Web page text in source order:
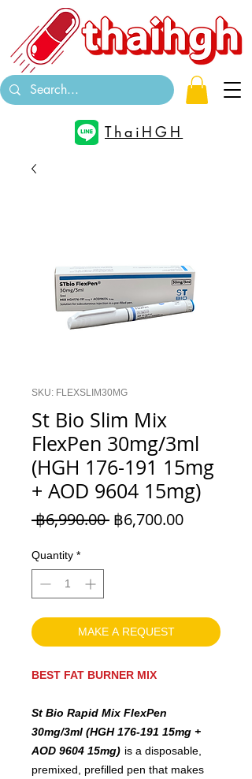
ThaiHGH
SKU: FLEXSLIM30MG
St Bio Slim Mix
FlexPen 30mg/3ml
(HGH 176-191 15mg
+ AOD 9604 15mg)
฿6,990.00 Regular
฿6,700.00Sale
Quantity *
MAKE A REQUEST
BEST FAT BURNER MIX
St Bio Rapid Mix FlexPen
30mg/3ml (HGH 176-191 15mg +
AOD 9604 15mg) is a disposable,
premixed, prefilled pen that makes